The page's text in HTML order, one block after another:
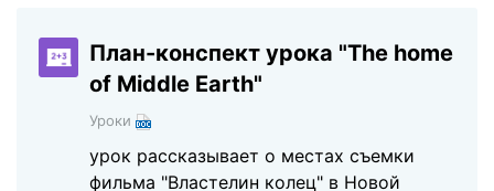
План-конспект урока "The home
of Middle Earth"
Уроки
урок рассказывает о местах съемки
фильма "Властелин колец" в Новой